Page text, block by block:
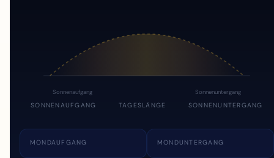
Sonnenaufgang Sonnenuntergang
SONNENAUFGANG TAGESLÄNGE SONNENUNTERGANG
MONDAUFGANG MONDUNTERGANG